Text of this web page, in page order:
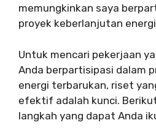
memungkinkan saya
proyek keberlanjutan
Untuk mencari pekerjaan
Anda berpartisipasi dalam
energi terbarukan, riset
efektif adalah kunci.
langkah yang dapat Anda